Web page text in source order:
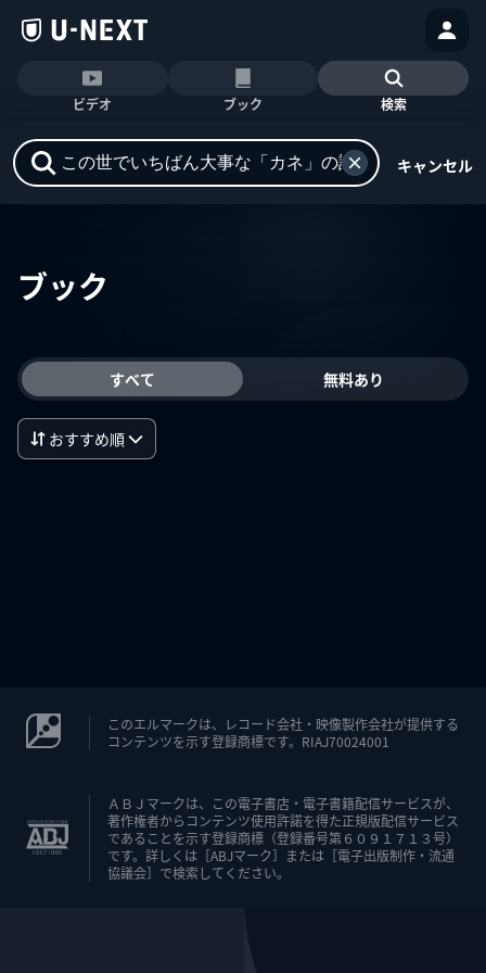
ビデオ ブック 検索
キャンセル
ブック
すべて 無料あり
おすすめ順
このエルマークは、レコード会社・映像製作会社が提供する
コンテンツを示す登録商標です。RIAJ70024001
ＡＢＪマークは、この電子書店・電子書籍配信サービスが、
著作権者からコンテンツ使用許諾を得た正規版配信サービス
であることを示す登録商標（登録番号第６０９１７１３号）
です。詳しくは［ABJマーク］または［電子出版制作・流通
協議会］で検索してください。